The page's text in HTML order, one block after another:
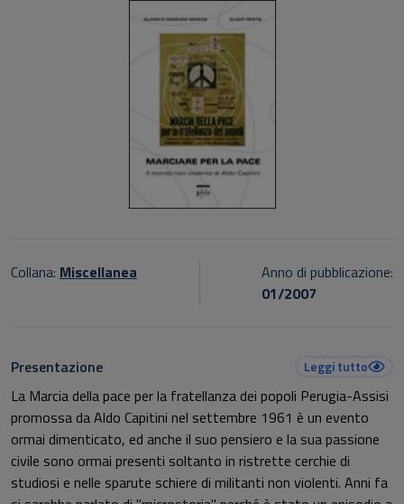
Collana: Miscellanea
Anno di pubblicazione:
01/2007
Presentazione Leggi tutto
La Marcia della pace per la fratellanza dei popoli Perugia-Assisi
promossa da Aldo Capitini nel settembre 1961 è un evento
ormai dimenticato, ed anche il suo pensiero e la sua passione
civile sono ormai presenti soltanto in ristrette cerchie di
studiosi e nelle sparute schiere di militanti non violenti. Anni fa